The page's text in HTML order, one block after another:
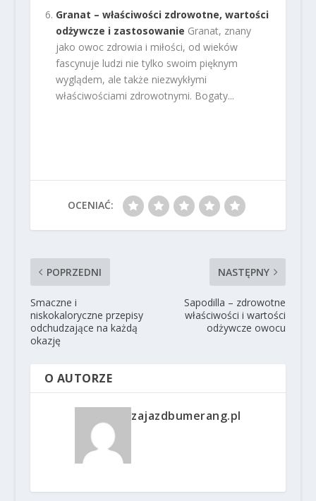
Granat – właściwości zdrowotne, wartości
odżywcze i zastosowanie Granat, znany
jako owoc zdrowia i miłości, od wieków
fascynuje ludzi nie tylko swoim pięknym
wyglądem, ale także niezwykłymi
właściwościami zdrowotnymi. Bogaty...
OCENIAĆ:
POPRZEDNI
Smaczne i
niskokaloryczne przepisy
odchudzające na każdą
okazję
NASTĘPNY
Sapodilla – zdrowotne
właściwości i wartości
odżywcze owocu
O AUTORZE
zajazdbumerang.pl